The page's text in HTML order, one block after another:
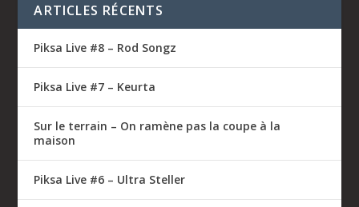
ARTICLES RÉCENTS
Piksa Live #8 – Rod Songz
Piksa Live #7 – Keurta
Sur le terrain – On ramène pas la coupe à la
maison
Piksa Live #6 – Ultra Steller